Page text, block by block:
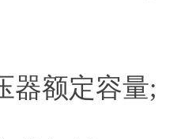
器额定容量;